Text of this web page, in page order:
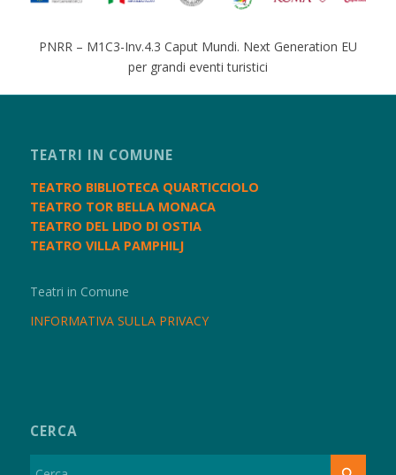
PNRR – M1C3-Inv.4.3 Caput Mundi. Next Generation EU
per grandi eventi turistici
TEATRI IN COMUNE
TEATRO BIBLIOTECA QUARTICCIOLO
TEATRO TOR BELLA MONACA
TEATRO DEL LIDO DI OSTIA
TEATRO VILLA PAMPHILJ
Teatri in Comune
INFORMATIVA SULLA PRIVACY
CERCA